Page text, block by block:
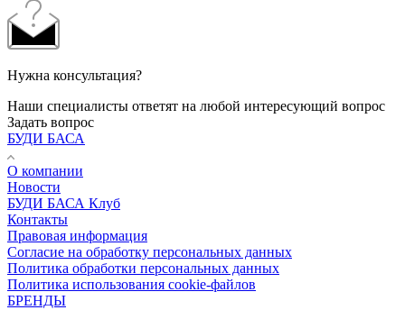
Нужна консультация?
Наши специалисты ответят на любой интересующий вопрос
Задать вопрос
БУДИ БАСА
О компании
Новости
БУДИ БАСА Клуб
Контакты
Правовая информация
Согласие на обработку персональных данных
Политика обработки персональных данных
Политика использования cookie-файлов
БРЕНДЫ